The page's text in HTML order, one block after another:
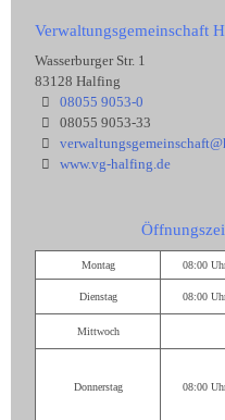
Verwaltungsgemeinschaft
Wasserburger Str. 1
83128 Halfing
08055 9053-0
08055 9053-33
www.vg-halfing.de
Montag 08:00
Dienstag 08:00
Mittwoch
Donnerstag 08:00